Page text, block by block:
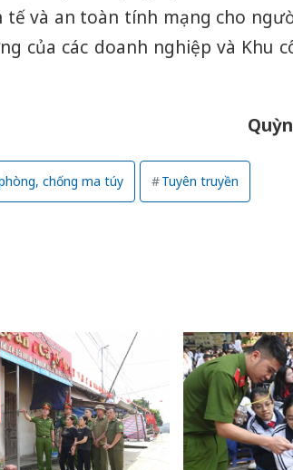
và an toàn tính mạng cho
của các doanh nghiệp và Khu
chống ma túy Tuyên truyền